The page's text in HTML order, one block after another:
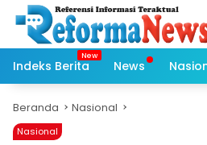
Langsung
konten
Indeks Berita
News
Beranda Nasional
Nasional